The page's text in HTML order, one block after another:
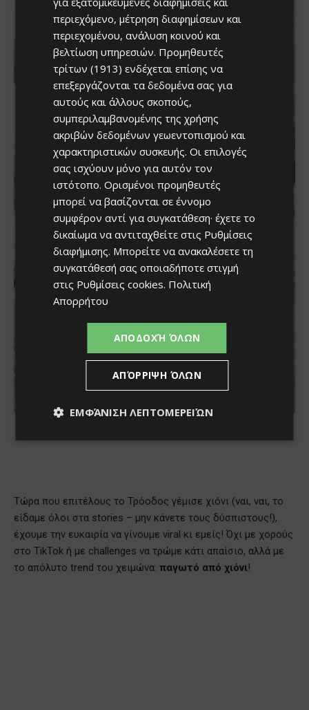
περιεχόμενο, μέτρηση διαφημίσεων και
περιεχομένου, ανάλυση κοινού και
βελτίωση υπηρεσιών. Προμηθευτές
τρίτων (1913) ενδέχεται επίσης να
επεξεργάζονται τα δεδομένα σας για
αυτούς και άλλους σκοπούς,
συμπεριλαμβανομένης της χρήσης
ακριβών δεδομένων γεωεντοπισμού και
χαρακτηριστικών συσκευής. Οι επιλογές
σας ισχύουν μόνο για αυτόν τον
ιστότοπο. Ορισμένοι προμηθευτές
μπορεί να βασίζονται σε έννομο
συμφέρον αντί για συγκατάθεση· έχετε το
δικαίωμα να αντιταχθείτε στις Ρυθμίσεις
διαφήμισης. Μπορείτε να ανακαλέσετε τη
συγκατάθεσή σας οποιαδήποτε στιγμή
στις Ρυθμίσεις cookies. Πολιτική
Απορρήτου
ΑΠΟΔΟΧΉ ΌΛΩΝ
ΑΠΌΡΡΙΨΗ ΌΛΩΝ
ΕΜΦΆΝΙΣΗ ΛΕΠΤΟΜΕΡΕΙΏΝ